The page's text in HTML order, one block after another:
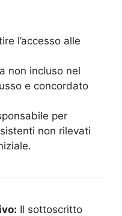
l’accesso alle
non incluso nel
e concordato
per
non rilevati
Il sottoscritto